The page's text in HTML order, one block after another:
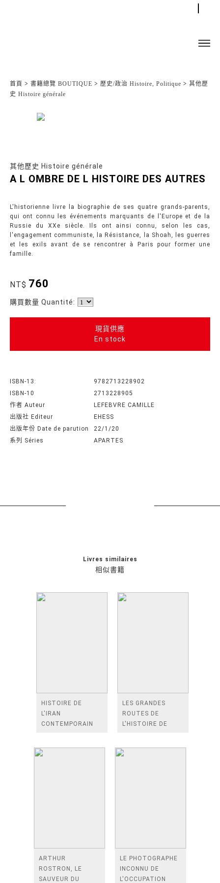
首頁 > 書籍總覽 BOUTIQUE > 歷史/政治 Histoire, Politique > 其他歷
史 Histoire générale
其他歷史 Histoire générale
A L OMBRE DE L HISTOIRE DES AUTRES
L'historienne livre la biographie de ses quatre grands-parents,
qui ont connu les événements marquants de l'Europe et de la
Russie du XXe siècle. Ils ont ainsi connu, selon les cas,
l'engagement communiste, la Résistance, la Shoah, les guerres
et les exils avant de se rencontrer à Paris pour former une
famille.
NT$ 760
購買數量 Quantité:
現貨供應
En stock
ISBN-13:
9782713228902
ISBN-10
2713228905
作者 Auteur
LEFEBVRE CAMILLE
出版社 Editeur
EHESS
出版年份 Date de parution
22/1/20
系列 Séries
APARTES
相似書籍
Livres similaires
HISTOIRE DE
L'IRAN
CONTEMPORAIN
LES GRANDES
ROUTES DE
L'HISTOIRE DE
ARTHUR
ROSTRON, LE
SAUVEUR DU
LE PHOTOGRAPHE
INCONNU DE
L'OCCUPATION